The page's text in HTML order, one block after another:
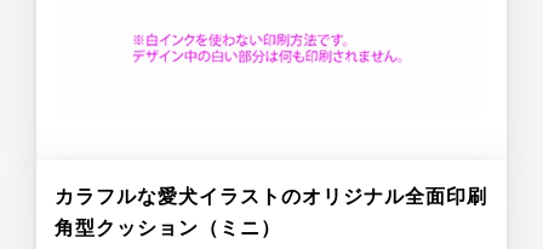
カラフルな愛犬イラストのオリジナル全面印刷
角型クッション（ミニ）